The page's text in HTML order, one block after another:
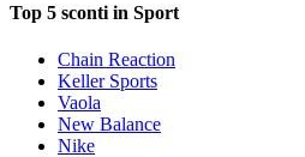
Top 5 sconti in Sport
Chain Reaction
Keller Sports
Vaola
New Balance
Nike